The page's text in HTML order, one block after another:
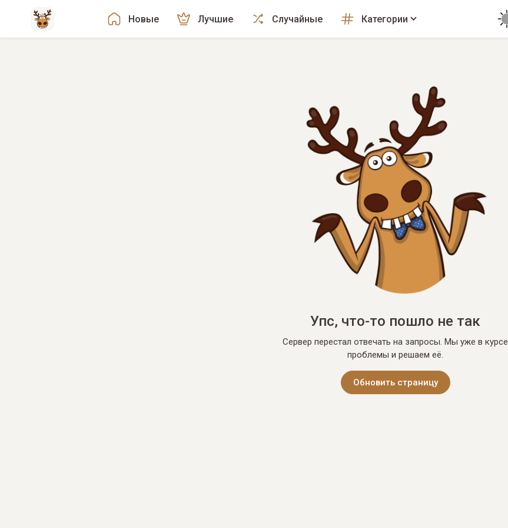
Новые Лучшие Случайные Категории
Упс, что-то пошло не так
Сервер перестал отвечать на запросы. Мы уже в курсе
проблемы и решаем её.
Обновить страницу